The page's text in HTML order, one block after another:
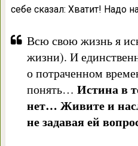
себе сказал: Хватит! Надо
Всю свою жизнь я
жизни). И
о потраченном
понять… Истина в
нет… Живите и
не задавая ей